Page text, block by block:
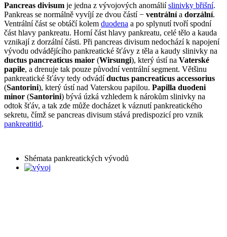
Pancreas divisum je jedna z vývojových anomáliíslinivky břišní.
Pankreas se normálně vyvíjí ze dvou částí − ventrálnía dorzální.
Ventrální část se obtáčí kolem duodena a po splynutí tvoří spodní
část hlavy pankreatu. Horní část hlavy pankreatu, celé tělo a kauda
vznikají z dorzální části. Při pancreas divisum nedochází k napojení
vývodu odvádějícího pankreatické šťávy z těla a kaudy slinivky na
ductus pancreaticus maior (Wirsungi), který ústí na Vaterské
papile, a drenuje tak pouze původní ventrální segment. Většinu
pankreatické šťávy tedy odvádíductus pancreaticus accessorius
(Santorini), který ústí nad Vaterskou papilou. Papilla duodeni
minor (Santorini) bývá úzká vzhledem k nárokům slinivky na
odtok šťáv, a tak zde může docházet k váznutí pankreatického
sekretu, čímž se pancreas divisum stává predispozicí pro vznik
pankreatitid.
Shémata pankreatických vývodů